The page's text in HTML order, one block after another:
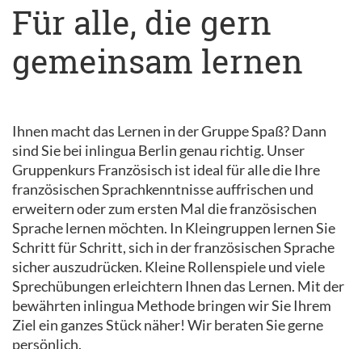
Für alle, die gern
gemeinsam lernen
Ihnen macht das Lernen in der Gruppe Spaß? Dann
sind Sie bei inlingua Berlin genau richtig. Unser
Gruppenkurs Französisch ist ideal für alle die Ihre
französischen Sprachkenntnisse auffrischen und
erweitern oder zum ersten Mal die französischen
Sprache lernen möchten. In Kleingruppen lernen Sie
Schritt für Schritt, sich in der französischen Sprache
sicher auszudrücken. Kleine Rollenspiele und viele
Sprechübungen erleichtern Ihnen das Lernen. Mit der
bewährten inlingua Methode bringen wir Sie Ihrem
Ziel ein ganzes Stück näher! Wir beraten Sie gerne
persönlich.